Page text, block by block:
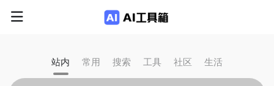
站内 常用 搜索 工具 社区 生活